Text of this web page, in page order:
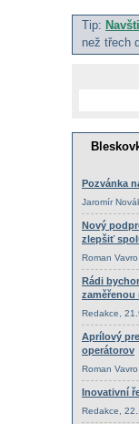
Tip:
než třech